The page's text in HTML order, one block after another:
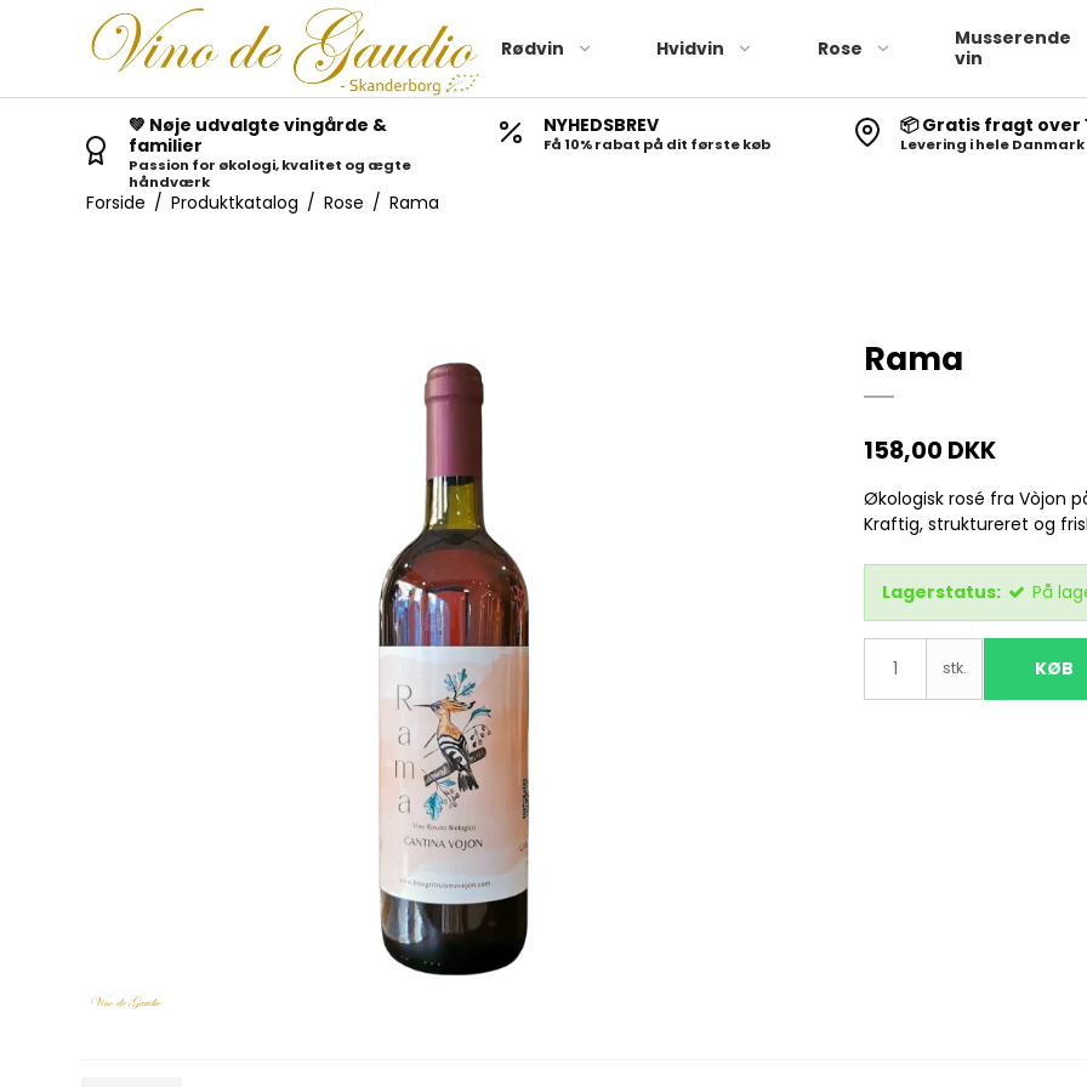
Rødvin Hvidvin Rose
Musserende
vin
💚 Nøje udvalgte vingårde &
familier
Passion for økologi, kvalitet og ægte
håndværk
NYHEDSBREV
Få 10% rabat på dit første køb
📦 Gratis fragt over
Levering i hele Danmark
Forside / Produktkatalog / Rose / Rama
Rama
158,00 DKK
Økologisk rosé fra Vòjon
Kraftig, struktureret og
Lagerstatus: På
stk. KØB